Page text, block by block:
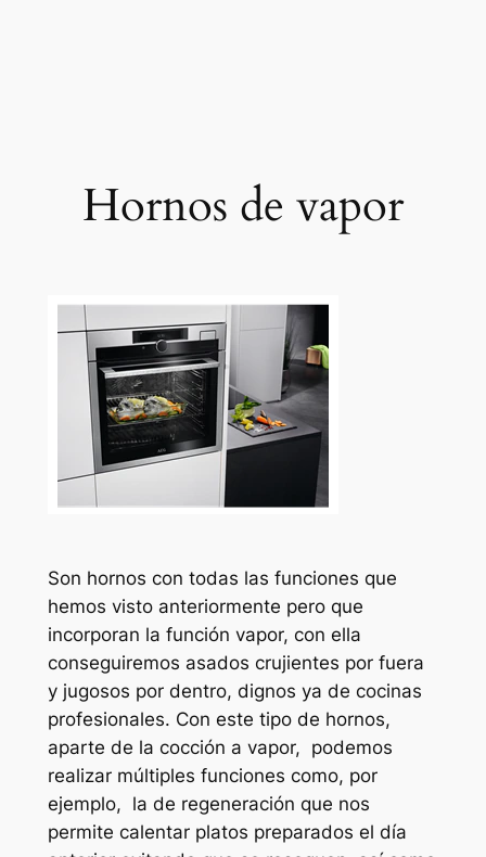
Hornos de vapor
Son hornos con todas las funciones que
hemos visto anteriormente pero que
incorporan la función vapor, con ella
conseguiremos asados crujientes por fuera
y jugosos por dentro, dignos ya de cocinas
profesionales. Con este tipo de hornos,
aparte de la cocción a vapor, podemos
realizar múltiples funciones como, por
ejemplo, la de regeneración que nos
permite calentar platos preparados el día